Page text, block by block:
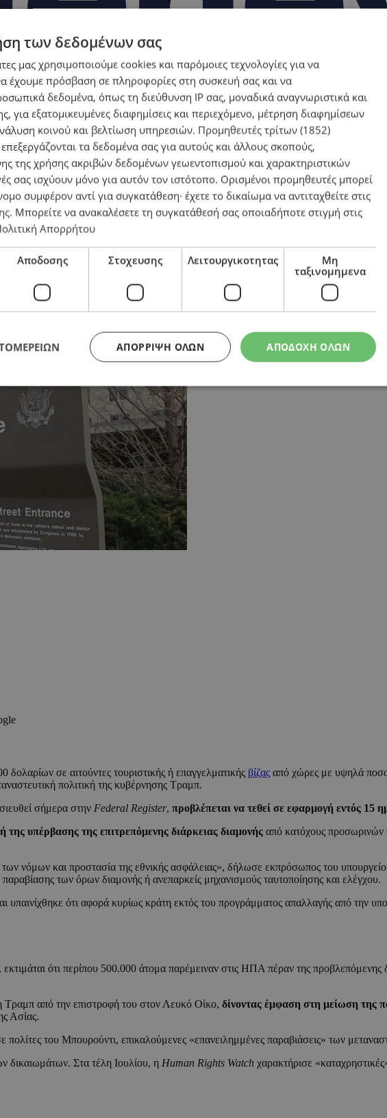
από το Στέιτ Ντιπάρτμεντ
σε αιτούντες τουριστικής ή επαγγελματικής βίζας από χώρες με υψηλά
πολιτική της κυβέρνησης Τραμπ.
σήμερα στην Federal Register, προβλέπεται να τεθεί σε εφαρμογή εντός 15
υπέρβασης της επιτρεπόμενης διάρκειας διαμονής από κατόχους
νόμων και προστασία της εθνικής ασφάλειας», δήλωσε εκπρόσωπος του
των όρων διαμονής ή ανεπαρκείς μηχανισμούς ταυτοποίησης και ελέγχου.
υπαινίχθηκε ότι αφορά κυρίως κράτη εκτός του προγράμματος απαλλαγής από την
ότι περίπου 500.000 άτομα παρέμειναν στις ΗΠΑ πέραν της προβλεπόμενης
Τραμπ από την επιστροφή του στον Λευκό Οίκο, δίνοντας έμφαση στη μείωση της
Ασίας.
του Μπουρούντι, επικαλούμενες «επανειλημμένες παραβιάσεις» των
δικαιωμάτων. Στα τέλη Ιουλίου, η Human Rights Watch χαρακτήρισε
των δεδομένων σας
μας χρησιμοποιούμε cookies και παρόμοιες τεχνολογίες για να
έχουμε πρόσβαση σε πληροφορίες στη συσκευή σας και να
δεδομένα, όπως τη διεύθυνση IP σας, μοναδικά αναγνωριστικά και
για εξατομικευμένες διαφημίσεις και περιεχόμενο, μέτρηση διαφημίσεων
κοινού και βελτίωση υπηρεσιών. Προμηθευτές τρίτων (1852)
επεξεργάζονται τα δεδομένα σας για αυτούς και άλλους σκοπούς,
της χρήσης ακριβών δεδομένων γεωεντοπισμού και χαρακτηριστικών
σας ισχύουν μόνο για αυτόν τον ιστότοπο. Ορισμένοι προμηθευτές μπορεί
συμφέρον αντί για συγκατάθεση· έχετε το δικαίωμα να αντιταχθείτε στις
. Μπορείτε να ανακαλέσετε τη συγκατάθεσή σας οποιαδήποτε στιγμή στις
Απορρήτου
Αποδοσης Στοχευσης Λειτουργικοτητας
Μη
ταξινομημενα
ΑΠΟΔΟΧΗ ΟΛΩΝ
ΑΠΌΡΡΙΨΗ ΌΛΩΝ